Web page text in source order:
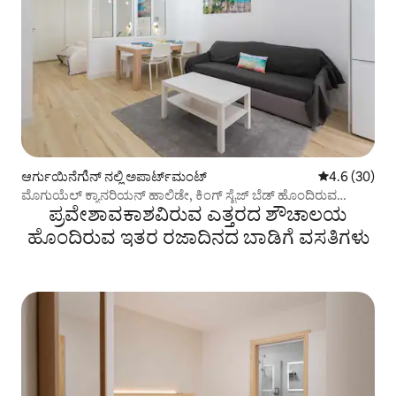
ಆರ್ಗುಯಿನೆಗುಿನ್ ನಲ್ಲಿ ಅಪಾರ್ಟ್‌ಮಂಟ್ 5 ರಲ್ಲಿ 4.6
4.6 (30)
ಮೊಗುಯೆಲ್ ಕ್ಯಾನರಿಯನ್ ಹಾಲಿಡೇ, ಕಿಂಗ್ ಸೈಜ್ ಬೆಡ್ ಹೊಂದಿರುವ
ಅಪಾರ್ಟ್‌ಮೆಂಟ್...
ಪ್ರವೇಶಾವಕಾಶವಿರುವ ಎತ್ತರದ ಶೌಚಾಲಯ
ಹೊಂದಿರುವ ಇತರ ರಜಾದಿನದ ಬಾಡಿಗೆ ವಸತಿಗಳು